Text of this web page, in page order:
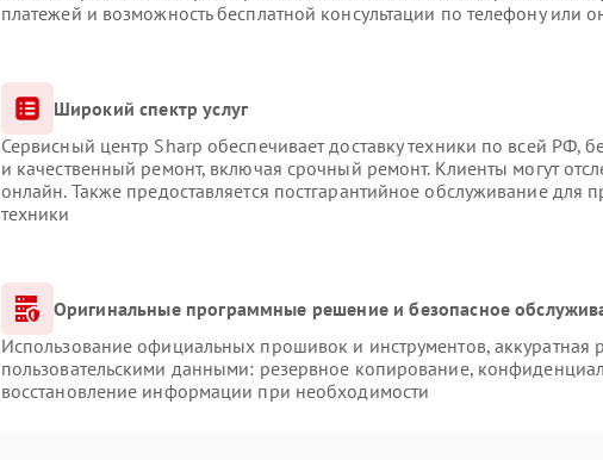
платежей и возможность бесплатной консультации по телефону или
Широкий спектр услуг
Сервисный центр Sharp обеспечивает доставку техники по всей РФ,
и качественный ремонт, включая срочный ремонт. Клиенты могут
онлайн. Также предоставляется постгарантийное обслуживание для
техники
Оригинальные программные решение и безопасное
Использование официальных прошивок и инструментов, аккуратная
пользовательскими данными: резервное копирование,
восстановление информации при необходимости